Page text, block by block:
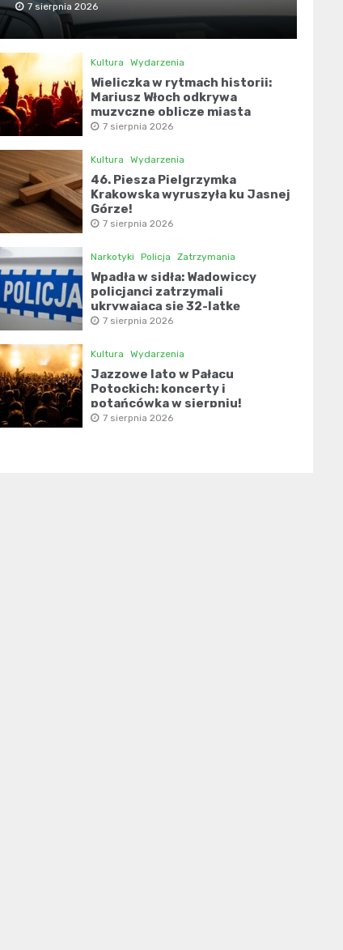
7 sierpnia 2026
Kultura Wydarzenia
Wieliczka w rytmach historii:
Mariusz Włoch odkrywa
muzyczne oblicze miasta
7 sierpnia 2026
Kultura Wydarzenia
46. Piesza Pielgrzymka
Krakowska wyruszyła ku Jasnej
Górze!
7 sierpnia 2026
Narkotyki Policja Zatrzymania
Wpadła w sidła: Wadowiccy
policjanci zatrzymali
ukrywającą się 32-latkę
7 sierpnia 2026
Kultura Wydarzenia
Jazzowe lato w Pałacu
Potockich: koncerty i
potańcówka w sierpniu!
7 sierpnia 2026